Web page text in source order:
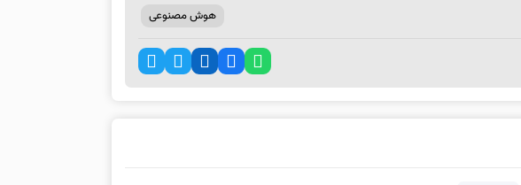
هوش مصنوعی